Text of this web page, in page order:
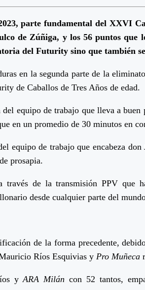
parte fundamental del XXVI
de Zúñiga, y los 56 puntos
del Futurity sino que también
en la segunda parte de la
de Caballos de Tres Años de edad.
equipo de trabajo que lleva a
en un promedio de 30 minutos en
equipo de trabajo que encabeza
prosapia.
de la transmisión PPV que
desde cualquier parte del
de la forma precedente,
Ríos Esquivias y Pro Muñeca
yARA Miláncon 52 tantos,